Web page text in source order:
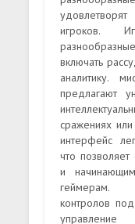
игроков.
включать
аналитику.
предлагают
сражениях
интерфейс
что позволяет
и
геймерам.
контролов